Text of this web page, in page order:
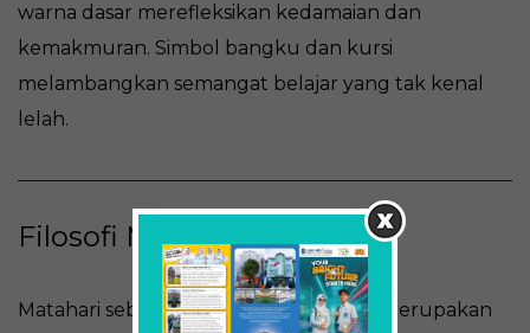
warna dasar merefleksikan kedamaian dan
kemakmuran. Simbol bangku dan kursi
melambangkan semangat belajar yang tak kenal
lelah.
Filosofi Matahari
Matahari sebagai pusat dari tata surya merupakan